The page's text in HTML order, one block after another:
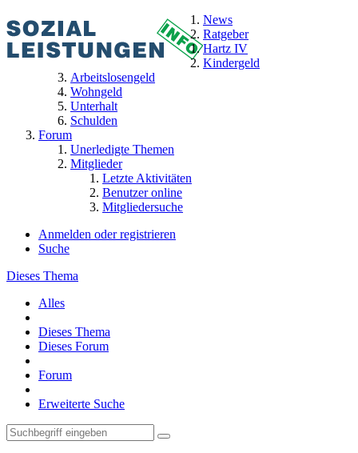
News
Ratgeber
Hartz IV
Kindergeld
Arbeitslosengeld
Wohngeld
Unterhalt
Schulden
Forum
Unerledigte Themen
Mitglieder
Letzte Aktivitäten
Benutzer online
Mitgliedersuche
Anmelden oder registrieren
Suche
Dieses Thema
Alles
Dieses Thema
Dieses Forum
Forum
Erweiterte Suche